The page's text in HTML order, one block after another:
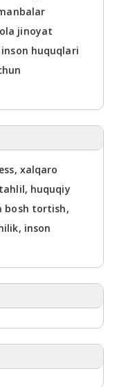
jinoyat
huquqlari
xalqaro
huquqiy
bosh tortish,
inson